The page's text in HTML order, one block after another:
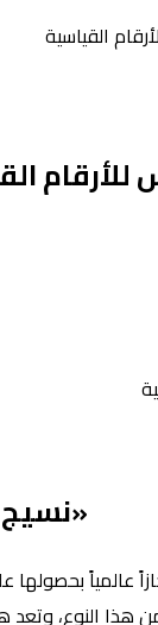
القياسية
«نسيج 1» لوحة فنية بـ 4.5 كغ من القهوة
عالمياً
النوع،